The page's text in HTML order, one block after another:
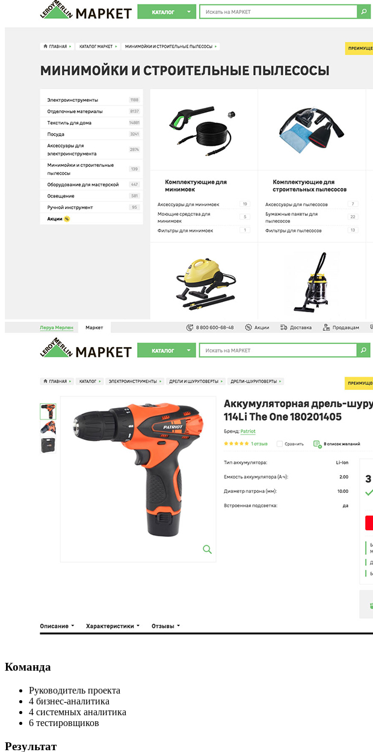
Команда
Руководитель проекта
4 бизнес-аналитика
4 системных аналитика
6 тестировщиков
Результат